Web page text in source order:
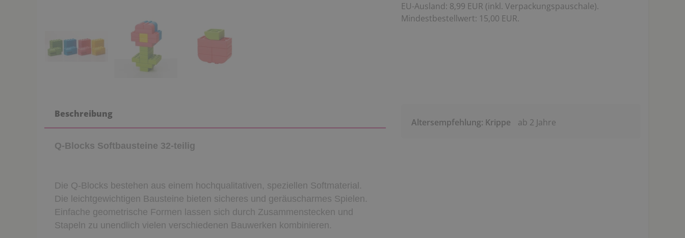
EU-Ausland: 8,99 EUR (inkl. Verpackungspauschale).
Mindestbestellwert: 15,00 EUR.
Beschreibung
Q-Blocks Softbausteine 32-teilig
Die Q-Blocks bestehen aus einem hochqualitativen, speziellen Softmaterial.
Die leichtgewichtigen Bausteine bieten sicheres und geräuscharmes Spielen.
Einfache geometrische Formen lassen sich durch Zusammenstecken und
Stapeln zu unendlich vielen verschiedenen Bauwerken kombinieren.
Altersempfehlung: Krippe ab 2 Jahre